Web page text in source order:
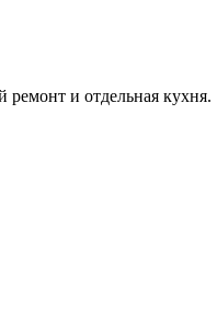
ремонт и отдельная кухня.